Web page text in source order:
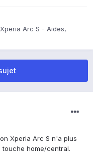
Arc S - Aides,
Xperia Arc S n'a plus
home/central.